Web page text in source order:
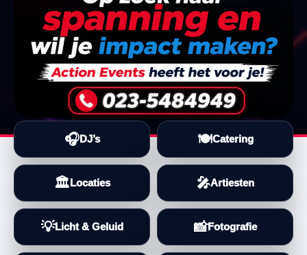
🎧DJ’s 🍽️Catering
🏛️Locaties 🎤Artiesten
💡Licht & Geluid 📸Fotografie